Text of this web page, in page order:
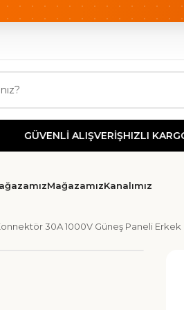
KARGO HIZLI KARGO
ALIŞVERİŞHIZLI KARGO
MağazamızKanalımız
30A 1000V Güneş Paneli Erkek